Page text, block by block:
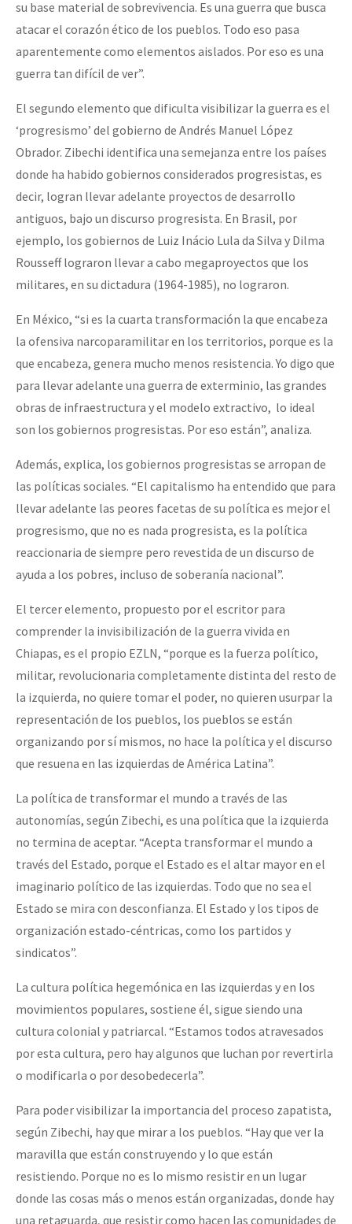
su base material de sobrevivencia. Es una guerra que busca
atacar el corazón ético de los pueblos. Todo eso pasa
aparentemente como elementos aislados. Por eso es una
guerra tan difícil de ver”.
El segundo elemento que dificulta visibilizar la guerra es el
‘progresismo’ del gobierno de Andrés Manuel López
Obrador. Zibechi identifica una semejanza entre los países
donde ha habido gobiernos considerados progresistas, es
decir, logran llevar adelante proyectos de desarrollo
antiguos, bajo un discurso progresista. En Brasil, por
ejemplo, los gobiernos de Luiz Inácio Lula da Silva y Dilma
Rousseff lograron llevar a cabo megaproyectos que los
militares, en su dictadura (1964-1985), no lograron.
En México, “si es la cuarta transformación la que encabeza
la ofensiva narcoparamilitar en los territorios, porque es la
que encabeza, genera mucho menos resistencia. Yo digo que
para llevar adelante una guerra de exterminio, las grandes
obras de infraestructura y el modelo extractivo, lo ideal
son los gobiernos progresistas. Por eso están”, analiza.
Además, explica, los gobiernos progresistas se arropan de
las políticas sociales. “El capitalismo ha entendido que para
llevar adelante las peores facetas de su política es mejor el
progresismo, que no es nada progresista, es la política
reaccionaria de siempre pero revestida de un discurso de
ayuda a los pobres, incluso de soberanía nacional”.
El tercer elemento, propuesto por el escritor para
comprender la invisibilización de la guerra vivida en
Chiapas, es el propio EZLN, “porque es la fuerza político,
militar, revolucionaria completamente distinta del resto de
la izquierda, no quiere tomar el poder, no quieren usurpar la
representación de los pueblos, los pueblos se están
organizando por sí mismos, no hace la política y el discurso
que resuena en las izquierdas de América Latina”.
La política de transformar el mundo a través de las
autonomías, según Zibechi, es una política que la izquierda
no termina de aceptar. “Acepta transformar el mundo a
través del Estado, porque el Estado es el altar mayor en el
imaginario político de las izquierdas. Todo que no sea el
Estado se mira con desconfianza. El Estado y los tipos de
organización estado-céntricas, como los partidos y
sindicatos”.
La cultura política hegemónica en las izquierdas y en los
movimientos populares, sostiene él, sigue siendo una
cultura colonial y patriarcal. “Estamos todos atravesados
por esta cultura, pero hay algunos que luchan por revertirla
o modificarla o por desobedecerla”.
Para poder visibilizar la importancia del proceso zapatista,
según Zibechi, hay que mirar a los pueblos. “Hay que ver la
maravilla que están construyendo y lo que están
resistiendo. Porque no es lo mismo resistir en un lugar
donde las cosas más o menos están organizadas, donde hay
una retaguarda, que resistir como hacen las comunidades de